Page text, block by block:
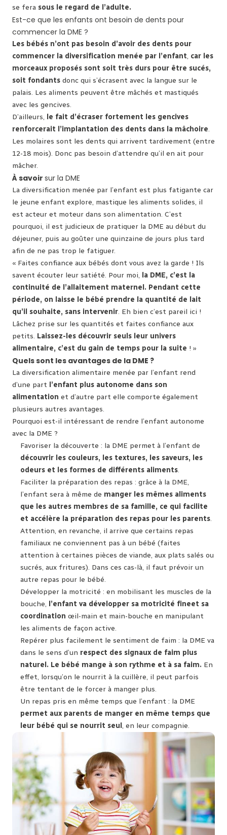
se fera sous le regard de l’adulte.
Est-ce que les enfants ont besoin de dents pour
commencer la DME ?
Les bébés n’ont pas besoin d’avoir des dents pour
commencer la diversification menée par l’enfant, car les
morceaux proposés sont soit très durs pour être sucés,
soit fondants donc qui s’écrasent avec la langue sur le
palais. Les aliments peuvent être mâchés et mastiqués
avec les gencives.
D’ailleurs, le fait d’écraser fortement les gencives
renforcerait l’implantation des dents dans la mâchoire.
Les molaires sont les dents qui arrivent tardivement (entre
12-18 mois). Donc pas besoin d’attendre qu’il en ait pour
mâcher.
À savoir sur la DME
La diversification menée par l’enfant est plus fatigante car
le jeune enfant explore, mastique les aliments solides, il
est acteur et moteur dans son alimentation. C’est
pourquoi, il est judicieux de pratiquer la DME au début du
déjeuner, puis au goûter une quinzaine de jours plus tard
afin de ne pas trop le fatiguer.
« Faites confiance aux bébés dont vous avez la garde ! Ils
savent écouter leur satiété. Pour moi, la DME, c’est la
continuité de l’allaitement maternel. Pendant cette
période, on laisse le bébé prendre la quantité de lait
qu’il souhaite, sans intervenir. Eh bien c’est pareil ici !
Lâchez prise sur les quantités et faites confiance aux
petits. Laissez-les découvrir seuls leur univers
alimentaire, c’est du gain de temps pour la suite ! »
Quels sont les avantages de la DME ?
La diversification alimentaire menée par l’enfant rend
d’une part l’enfant plus autonome dans son
alimentation et d’autre part elle comporte également
plusieurs autres avantages.
Pourquoi est-il intéressant de rendre l’enfant autonome
avec la DME ?
Favoriser la découverte : la DME permet à l’enfant de
découvrir les couleurs, les textures, les saveurs, les
odeurs et les formes de différents aliments.
Faciliter la préparation des repas : grâce à la DME,
l’enfant sera à même de manger les mêmes aliments
que les autres membres de sa famille, ce qui facilite
et accélère la préparation des repas pour les parents.
Attention, en revanche, il arrive que certains repas
familiaux ne conviennent pas à un bébé (faites
attention à certaines pièces de viande, aux plats salés ou
sucrés, aux fritures). Dans ces cas-là, il faut prévoir un
autre repas pour le bébé.
Développer la motricité : en mobilisant les muscles de la
bouche, l’enfant va développer sa motricité fineet sa
coordination œil-main et main-bouche en manipulant
les aliments de façon active.
Repérer plus facilement le sentiment de faim : la DME va
dans le sens d’un respect des signaux de faim plus
naturel. Le bébé mange à son rythme et à sa faim. En
effet, lorsqu’on le nourrit à la cuillère, il peut parfois
être tentant de le forcer à manger plus.
Un repas pris en même temps que l’enfant : la DME
permet aux parents de manger en même temps que
leur bébé qui se nourrit seul, en leur compagnie.